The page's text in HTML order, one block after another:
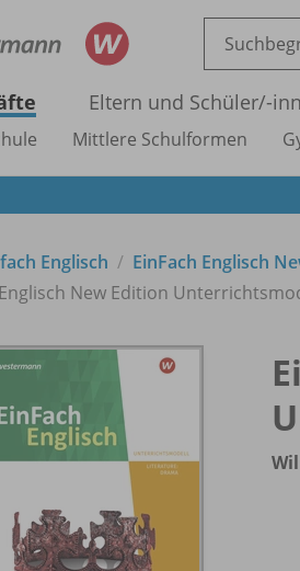
Eltern und Schüler/-
Mittlere Schulformen
Englisch
EinFach Englisch
New Edition